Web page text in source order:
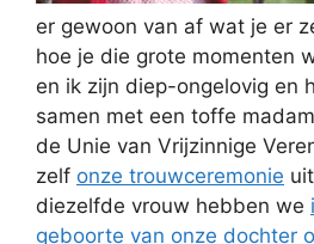
er gewoon van af wat je er
hoe je die grote momenten
en ik zijn diep-ongelovig en
samen met een toffe
de Unie van Vrijzinnige
zelf onze trouwceremonie
diezelfde vrouw hebben we
geboorte van onze dochter